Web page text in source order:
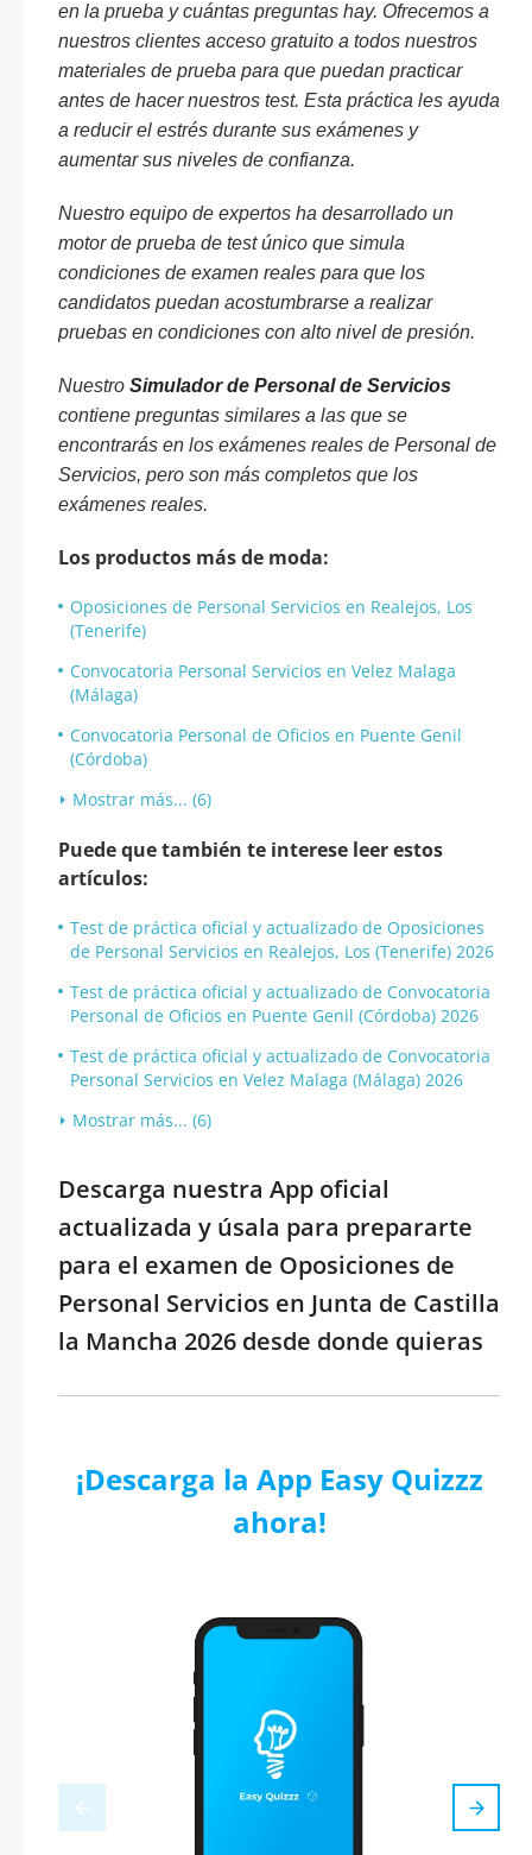
en la prueba y cuántas preguntas hay. Ofrecemos a
nuestros clientes acceso gratuito a todos nuestros
materiales de prueba para que puedan practicar
antes de hacer nuestros test. Esta práctica les ayuda
a reducir el estrés durante sus exámenes y
aumentar sus niveles de confianza.
Nuestro equipo de expertos ha desarrollado un
motor de prueba de test único que simula
condiciones de examen reales para que los
candidatos puedan acostumbrarse a realizar
pruebas en condiciones con alto nivel de presión.
Nuestro Simulador de Personal de Servicios
contiene preguntas similares a las que se
encontrarás en los exámenes reales de Personal de
Servicios, pero son más completos que los
exámenes reales.
Los productos más de moda:
Oposiciones de Personal Servicios en Realejos, Los
(Tenerife)
Convocatoria Personal Servicios en Velez Malaga
(Málaga)
Convocatoria Personal de Oficios en Puente Genil
(Córdoba)
Mostrar más... (6)
Puede que también te interese leer estos
artículos:
Test de práctica oficial y actualizado de Oposiciones
de Personal Servicios en Realejos, Los (Tenerife) 2026
Test de práctica oficial y actualizado de Convocatoria
Personal de Oficios en Puente Genil (Córdoba) 2026
Test de práctica oficial y actualizado de Convocatoria
Personal Servicios en Velez Malaga (Málaga) 2026
Mostrar más... (6)
Descarga nuestra App oficial
actualizada y úsala para prepararte
para el examen de Oposiciones de
Personal Servicios en Junta de Castilla
la Mancha 2026 desde donde quieras
¡Descarga la App Easy Quizzz
ahora!